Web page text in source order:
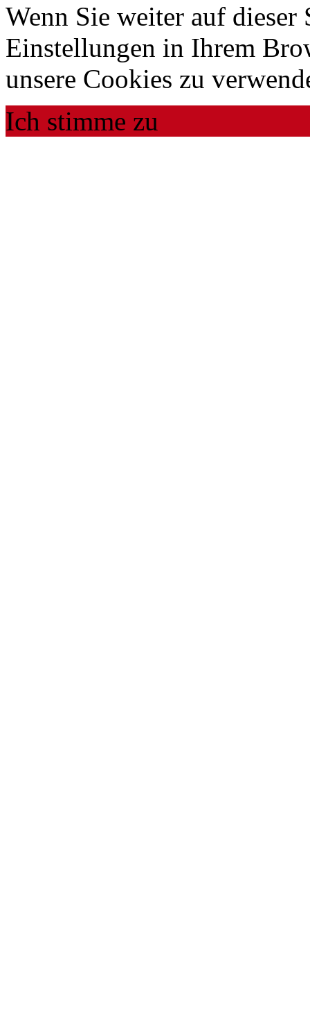
Wenn Sie weiter auf
Einstellungen in Ihrem
unsere Cookies zu
Ich stimme zu